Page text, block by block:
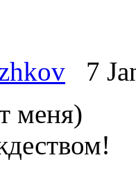
7
меня)